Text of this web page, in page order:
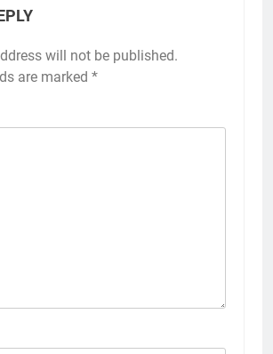
will not be published.
are marked *